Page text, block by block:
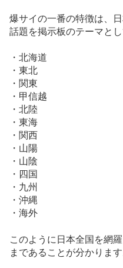
爆サイの一番の特徴は、
話題を掲示板のテーマと
・北海道
・東北
・関東
・甲信越
・北陸
・東海
・関西
・山陽
・山陰
・四国
・九州
・沖縄
・海外
このように日本全国を網
まであることが分かります